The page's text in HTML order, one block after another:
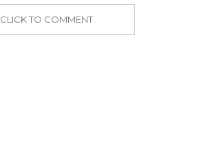
CLICK TO COMMENT